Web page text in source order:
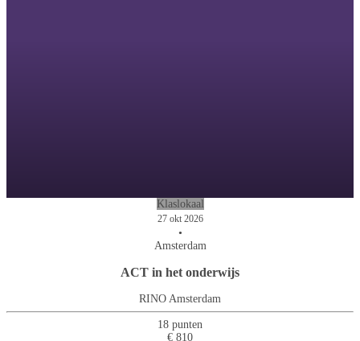
Klaslokaal
27 okt 2026
•
Amsterdam
ACT in het onderwijs
RINO Amsterdam
18 punten
€ 810